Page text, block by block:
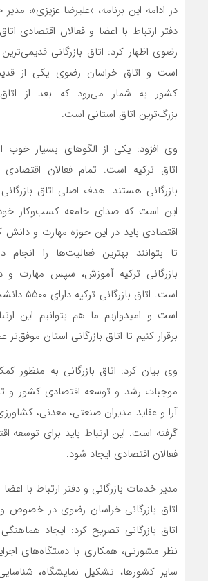
در ادامه این برنامه، «علیرضا عزیزی»،
دفتر ارتباط با اعضا و فعالان اقتصادی
رضوی اظهار کرد: اتاق بازرگانی
است و اتاق خراسان رضوی یکی از
کشور به شمار می‌رود که بعد از اتاق
بزرگ‌ترین اتاق استانی است.
اتاق ترکیه است. تمام فعالان
بازرگانی هستند. هدف اصلی اتاق
این است که صدای جامعه کسب‌وکار خود
اقتصادی باید در این حوزه مهارت و دانش
تا بتوانند بهترین فعالیت‌ها را
بازرگانی ترکیه آموزش، سپس مهارت و
است. اتاق
است و امیدواریم ما هم بتوانیم این
برقرار کنیم تا اتاق بازرگانی استان موفق‌تر
وی بیان کرد: اتاق بازرگانی به منظور
موجبات رشد و توسعه اقتصادی کشور و
آرا و عقاید مدیران صنعتی، معدنی،
گرفته است. این ارتباط باید برای توسعه
فعالان اقتصادی ایجاد شود.
مدیر خدمات بازرگانی و دفتر ارتباط با
اتاق بازرگانی خراسان رضوی در خصوص
اتاق بازرگانی تصریح کرد: ایجاد
نظر مشورتی، همکاری با دستگاه‌های
سایر کشورها، تشکیل نمایشگاه،